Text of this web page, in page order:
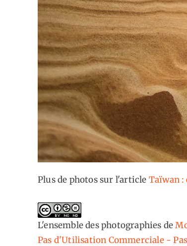
Plus de photos sur l'article Taïwan :
L'ensemble des photographies de
Pas d'Utilisation Commerciale -